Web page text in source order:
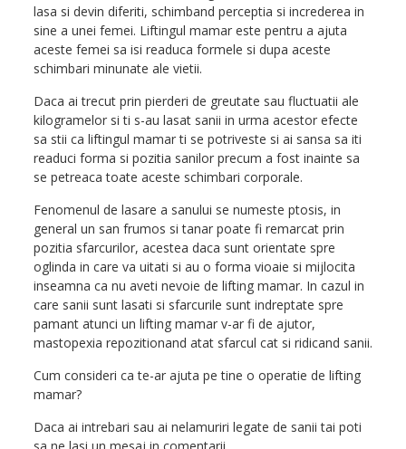
lasa si devin diferiti, schimband perceptia si increderea in
sine a unei femei. Liftingul mamar este pentru a ajuta
aceste femei sa isi readuca formele si dupa aceste
schimbari minunate ale vietii.
Daca ai trecut prin pierderi de greutate sau fluctuatii ale
kilogramelor si ti s-au lasat sanii in urma acestor efecte
sa stii ca liftingul mamar ti se potriveste si ai sansa sa iti
readuci forma si pozitia sanilor precum a fost inainte sa
se petreaca toate aceste schimbari corporale.
Fenomenul de lasare a sanului se numeste ptosis, in
general un san frumos si tanar poate fi remarcat prin
pozitia sfarcurilor, acestea daca sunt orientate spre
oglinda in care va uitati si au o forma vioaie si mijlocita
inseamna ca nu aveti nevoie de lifting mamar. In cazul in
care sanii sunt lasati si sfarcurile sunt indreptate spre
pamant atunci un lifting mamar v-ar fi de ajutor,
mastopexia repozitionand atat sfarcul cat si ridicand sanii.
Cum consideri ca te-ar ajuta pe tine o operatie de lifting
mamar?
Daca ai intrebari sau ai nelamuriri legate de sanii tai poti